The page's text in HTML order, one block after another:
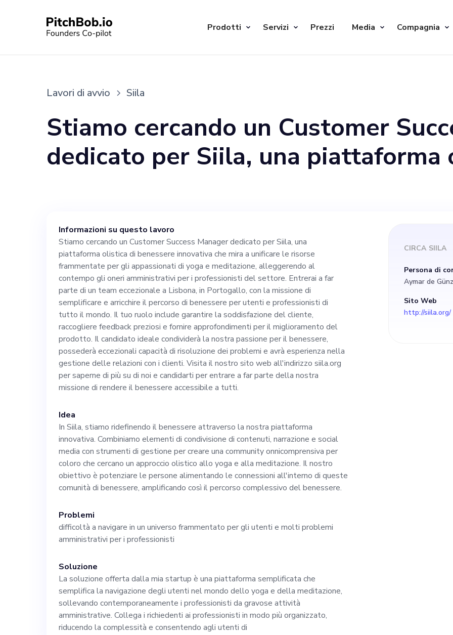
Prodotti Servizi Prezzi Media Compagnia
Lavori di avvio Siila
Stiamo cercando un Customer
dedicato per Siila, una piattaforma
meditazione, alleggerendo al
amministrativi per i professionisti
Entrerai a far parte di un team
Lisbona, in Portogallo, con la
semplificare e arricchire il percorso
per utenti e professionisti di tutto il
ruolo include garantire la
raccogliere feedback preziosi e
approfondimenti per il
Il candidato ideale condividerà la
per il benessere, possederà
risoluzione dei problemi e avrà
gestione delle relazioni con i
sito web all'indirizzo siila.org per
Informazioni su questo lavoro
Stiamo cercando un Customer Success Manager dedicato per Siila, una
piattaforma olistica di benessere innovativa che mira a unificare le risorse
frammentate per gli appassionati di yoga e meditazione, alleggerendo al
contempo gli oneri amministrativi per i professionisti del settore. Entrerai a far
parte di un team eccezionale a Lisbona, in Portogallo, con la missione di
semplificare e arricchire il percorso di benessere per utenti e professionisti di
tutto il mondo. Il tuo ruolo include garantire la soddisfazione del cliente,
raccogliere feedback preziosi e fornire approfondimenti per il miglioramento del
prodotto. Il candidato ideale condividerà la nostra passione per il benessere,
possederà eccezionali capacità di risoluzione dei problemi e avrà esperienza nella
gestione delle relazioni con i clienti. Visita il nostro sito web all'indirizzo siila.org
per saperne di più su di noi e candidarti per entrare a far parte della nostra
missione di rendere il benessere accessibile a tutti.
Idea
In Siila, stiamo ridefinendo il benessere attraverso la nostra piattaforma
innovativa. Combiniamo elementi di condivisione di contenuti, narrazione e social
media con strumenti di gestione per creare una community onnicomprensiva per
coloro che cercano un approccio olistico allo yoga e alla meditazione. Il nostro
obiettivo è potenziare le persone alimentando le connessioni all'interno di queste
comunità di benessere, amplificando così il percorso complessivo del benessere.
Problemi
difficoltà a navigare in un universo frammentato per gli utenti e molti problemi
amministrativi per i professionisti
Soluzione
La soluzione offerta dalla mia startup è una piattaforma semplificata che
semplifica la navigazione degli utenti nel mondo dello yoga e della meditazione,
sollevando contemporaneamente i professionisti da gravose attività
amministrative. Collega i richiedenti ai professionisti in modo più organizzato,
riducendo la complessità e consentendo agli utenti di
CIRCA SIILA
Persona di
Aymar de
Sito Web
http://siila.org/